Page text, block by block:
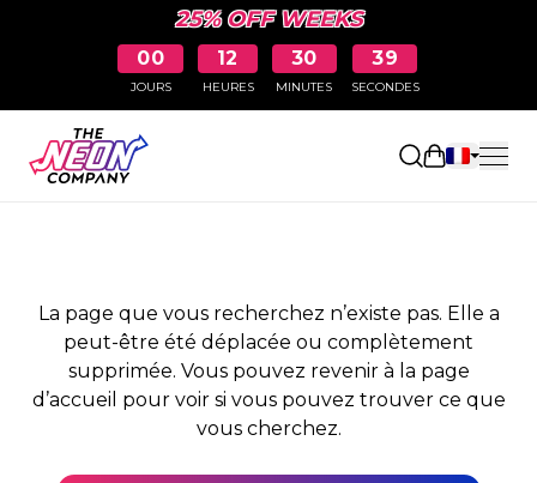
25% OFF WEEKS
00
JOURS
12
HEURES
30
MINUTES
38
SECONDES
Ouvrir le
PAGE NON TROUVÉE
La page que vous recherchez n’existe pas. Elle a
peut-être été déplacée ou complètement
supprimée. Vous pouvez revenir à la page
d’accueil pour voir si vous pouvez trouver ce que
vous cherchez.